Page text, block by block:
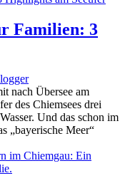
Familien: 3
nach Übersee am
des Chiemsees drei
Und das schon im
„bayerische Meer“